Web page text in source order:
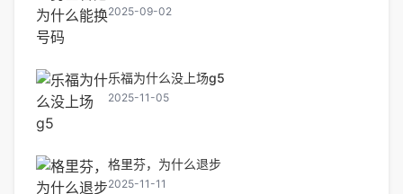
2025-09-02
乐福为什么没上场g5
2025-11-05
格里芬，为什么退步
2025-11-11